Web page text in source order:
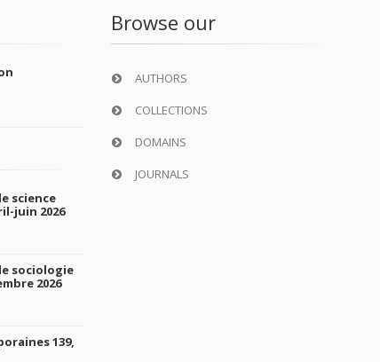
science
juin 2026
sociologie
2026
139,
Browse our
AUTHORS
COLLECTIONS
DOMAINS
JOURNALS